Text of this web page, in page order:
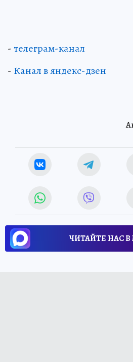
-телеграм-канал
- Канал в яндекс-дзен
ЧИТАЙТЕ НАС В